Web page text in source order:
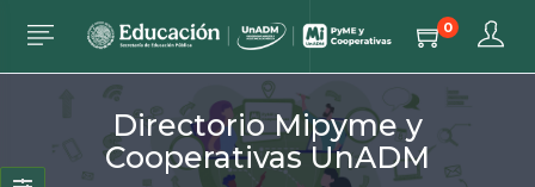
0
Directorio Mipyme y
Cooperativas UnADM